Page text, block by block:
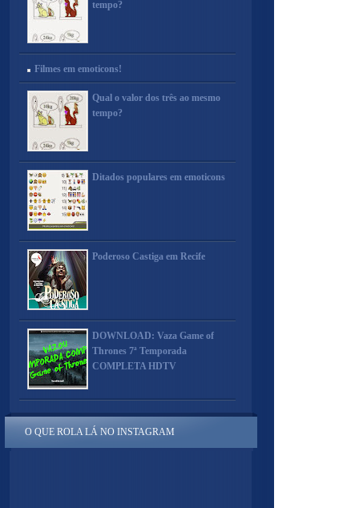
tempo?
Filmes em emoticons!
Qual o valor dos três ao mesmo
tempo?
Ditados populares em emoticons
Poderoso Castiga em Recife
DOWNLOAD: Vaza Game of
Thrones 7ª Temporada
COMPLETA HDTV
O QUE ROLA LÁ NO INSTAGRAM